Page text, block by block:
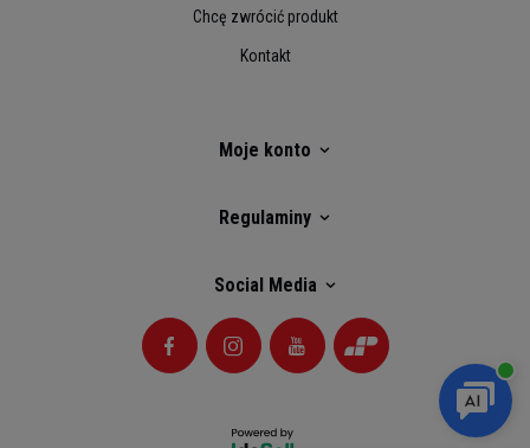
Chcę zwrócić produkt
Kontakt
Moje konto
Regulaminy
Social Media